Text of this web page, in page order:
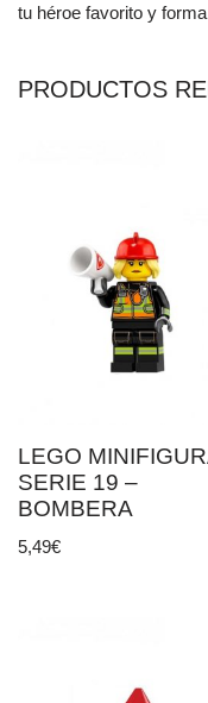
tu héroe favorito y
PRODUCTOS
LEGO
SERIE 19 –
BOMBERA
5,49€